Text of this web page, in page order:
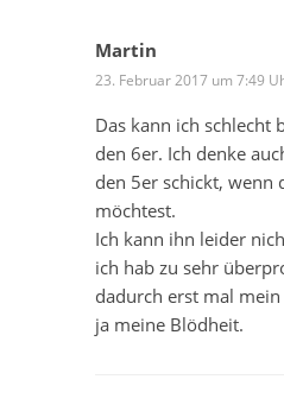
Martin
23. Februar 2017 um 7:49
Das kann ich schlecht
den 6er. Ich denke
den 5er schickt, wenn
möchtest.
Ich kann ihn leider
ich hab zu sehr
dadurch erst mal
ja meine Blödheit.